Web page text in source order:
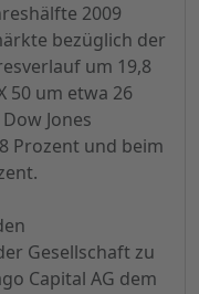
2009
bezüglich der
um 19,8
50 um etwa 26
Jones
Prozent und beim
Gesellschaft zu
Capital AG dem